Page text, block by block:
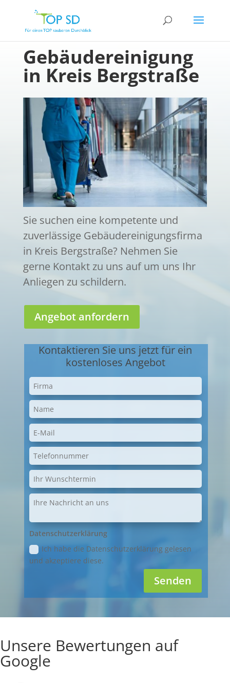
Gebäudereinigung
in Kreis Bergstraße
Sie suchen eine kompetente und
zuverlässige Gebäudereinigungsfirma
in Kreis Bergstraße? Nehmen Sie
gerne Kontakt zu uns auf um uns Ihr
Anliegen zu schildern.
Angebot anfordern
Kontaktieren Sie uns jetzt für ein
kostenloses Angebot
Datenschutzerklärung
Ich habe die Datenschutzerklärung gelesen
und akzeptiere diese.
Senden
Unsere Bewertungen auf
Google